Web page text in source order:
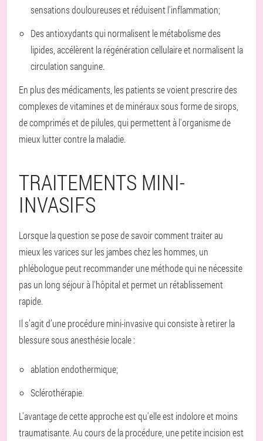
sensations douloureuses et réduisent l'inflammation;
Des antioxydants qui normalisent le métabolisme des
lipides, accélèrent la régénération cellulaire et normalisent la
circulation sanguine.
En plus des médicaments, les patients se voient prescrire des
complexes de vitamines et de minéraux sous forme de sirops,
de comprimés et de pilules, qui permettent à l'organisme de
mieux lutter contre la maladie.
TRAITEMENTS MINI-
INVASIFS
Lorsque la question se pose de savoir comment traiter au
mieux les varices sur les jambes chez les hommes, un
phlébologue peut recommander une méthode qui ne nécessite
pas un long séjour à l'hôpital et permet un rétablissement
rapide.
Il s’agit d’une procédure mini-invasive qui consiste à retirer la
blessure sous anesthésie locale :
ablation endothermique;
Sclérothérapie.
L'avantage de cette approche est qu'elle est indolore et moins
traumatisante. Au cours de la procédure, une petite incision est